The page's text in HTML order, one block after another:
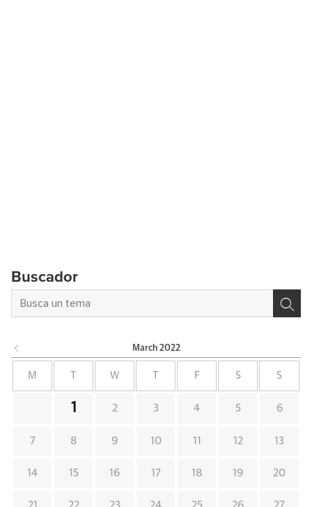
Buscador
March 2022
M W F S S
1 2 3 4 5 6
7 8 9 10 11 12 13
14 15 16 17 18 19 20